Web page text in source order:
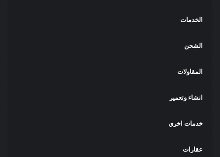
الخدمات
الشحن
المقاولات
انشاء وتعمير
خدمات اخري
عقارات